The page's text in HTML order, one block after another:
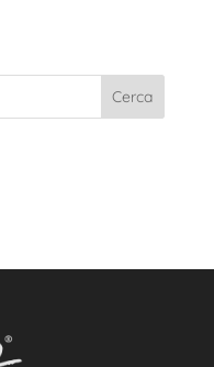
Cerca